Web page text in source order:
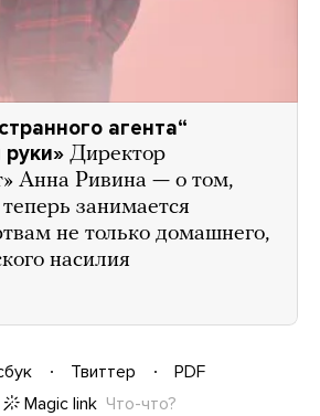
агента“
руки» Директор
Анна Ривина — о том,
занимается
не только домашнего,
насилия
Твиттер
PDF
Magic link Что-что?